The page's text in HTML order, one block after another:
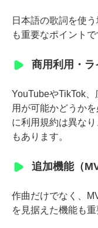
日本語の歌詞を使
も重要なポイントで
商用利用・ラ
YouTubeやTikTok
用が可能かどうか
に利用規約は異な
もあります。
追加機能（
作曲だけでなく、
を見据えた機能も重